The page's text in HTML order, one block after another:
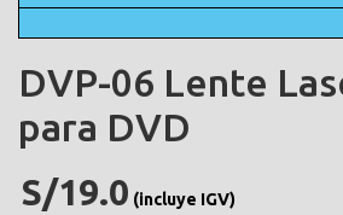
DVP-06 Lente
para DVD
S/19.0 (incluye IGV)